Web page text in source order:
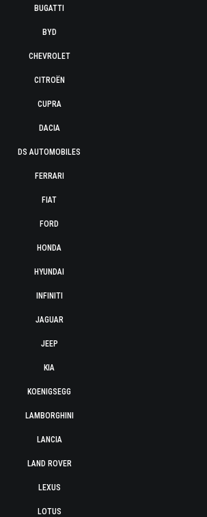
BUGATTI
BYD
CHEVROLET
CITROËN
CUPRA
DACIA
DS AUTOMOBILES
FERRARI
FIAT
FORD
HONDA
HYUNDAI
INFINITI
JAGUAR
JEEP
KIA
KOENIGSEGG
LAMBORGHINI
LANCIA
LAND ROVER
LEXUS
LOTUS